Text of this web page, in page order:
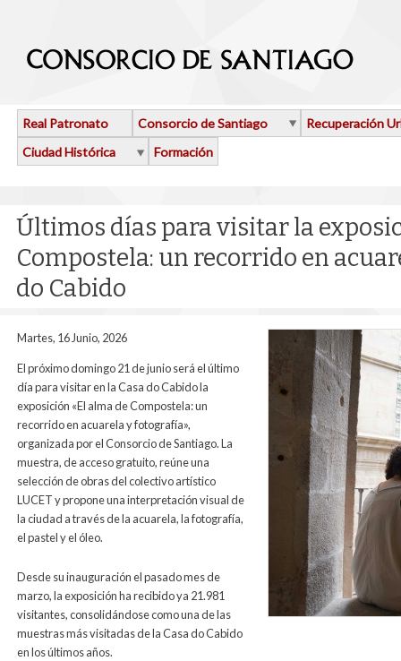
Real Patronato Consorcio de Santiago
Recuperación
Ciudad Histórica
Formación
Últimos días para visitar la
Compostela: un recorrido en
do Cabido
Martes, 16 Junio, 2026
El próximo domingo 21 de junio será el último
día para visitar en la Casa do Cabido la
exposición «El alma de Compostela: un
recorrido en acuarela y fotografía»,
organizada por el Consorcio de Santiago. La
muestra, de acceso gratuito, reúne una
selección de obras del colectivo artístico
LUCET y propone una interpretación visual de
la ciudad a través de la acuarela, la fotografía,
el pastel y el óleo.
Desde su inauguración el pasado mes de
marzo, la exposición ha recibido ya 21.981
visitantes, consolidándose como una de las
muestras más visitadas de la Casa do Cabido
en los últimos años.